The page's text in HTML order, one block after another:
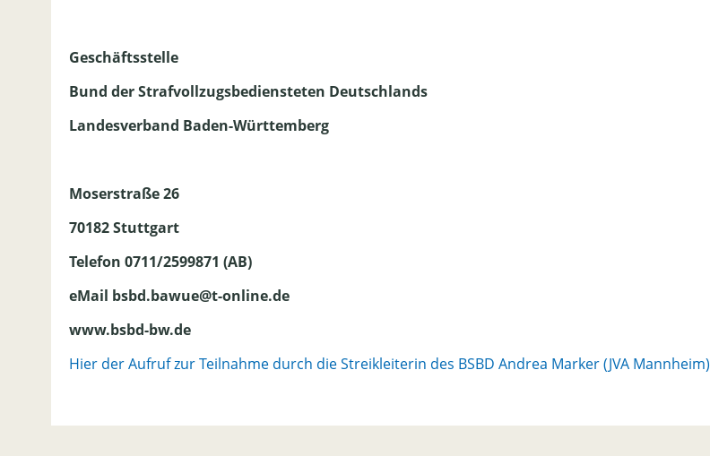
Geschäftsstelle
Bund der Strafvollzugsbediensteten Deutschlands
Landesverband Baden-Württemberg
Moserstraße 26
70182 Stuttgart
Telefon 0711/2599871 (AB)
eMail bsbd.bawue@t-online.de
www.bsbd-bw.de
Hier der Aufruf zur Teilnahme durch die Streikleiterin des BSBD Andrea Marker (JVA Mannheim)